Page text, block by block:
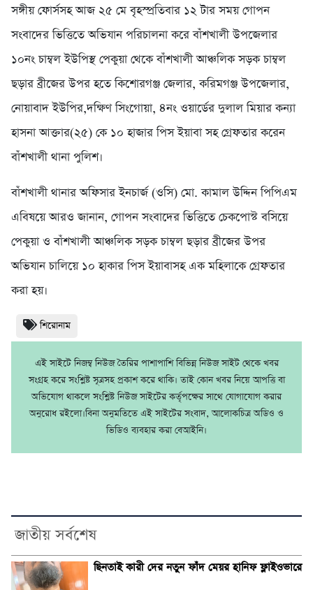
সঙ্গীয় ফোর্সসহ আজ ২৫ মে বৃহস্প্রতিবার ১২ টার সময় গোপন
সংবাদের ভিত্তিতে অভিযান পরিচালনা করে বাঁশখালী উপজেলার
১০নং চাম্বল ইউপিস্থ পেকুয়া থেকে বাঁশখালী আঞ্চলিক সড়ক চাম্বল
ছড়ার ব্রীজের উপর হতে কিশোরগঞ্জ জেলার, করিমগঞ্জ উপজেলার,
নোয়াবাদ ইউপির,দক্ষিণ সিংগোয়া, ৪নং ওয়ার্ডের দুলাল মিয়ার কন্যা
হাসনা আক্তার(২৫) কে ১০ হাজার পিস ইয়াবা সহ গ্রেফতার করেন
বাঁশখালী থানা পুলিশ।
বাঁশখালী থানার অফিসার ইনচার্জ (ওসি) মো. কামাল উদ্দিন পিপিএম
এবিষয়ে আরও জানান, গোপন সংবাদের ভিত্তিতে চেকপোস্ট বসিয়ে
পেকুয়া ও বাঁশখালী আঞ্চলিক সড়ক চাম্বল ছড়ার ব্রীজের উপর
অভিযান চালিয়ে ১০ হাকার পিস ইয়াবাসহ এক মহিলাকে গ্রেফতার
করা হয়।
শিরোনাম
এই সাইটে নিজম্ব নিউজ তৈরির পাশাপাশি বিভিন্ন নিউজ সাইট থেকে খবর
সংগ্রহ করে সংশ্লিষ্ট সূত্রসহ প্রকাশ করে থাকি। তাই কোন খবর নিয়ে আপত্তি বা
অভিযোগ থাকলে সংশ্লিষ্ট নিউজ সাইটের কর্তৃপক্ষের সাথে যোগাযোগ করার
অনুরোধ রইলো।বিনা অনুমতিতে এই সাইটের সংবাদ, আলোকচিত্র অডিও ও
ভিডিও ব্যবহার করা বেআইনি।
জাতীয় সর্বশেষ
ছিনতাই কারী দের নতুন ফাঁদ মেয়র হানিফ ফ্লাইওভারে